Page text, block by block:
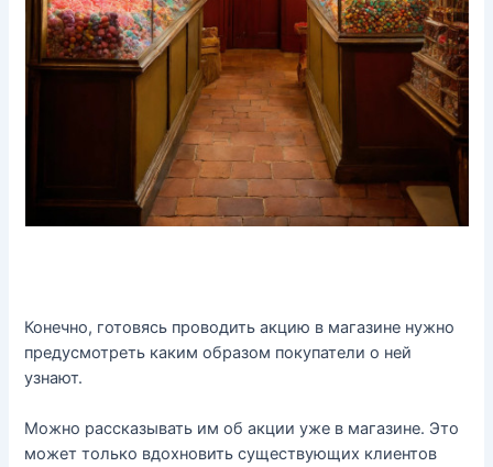
Конечно, готовясь проводить акцию в магазине нужно
предусмотреть каким образом покупатели о ней
узнают.
Можно рассказывать им об акции уже в магазине. Это
может только вдохновить существующих клиентов